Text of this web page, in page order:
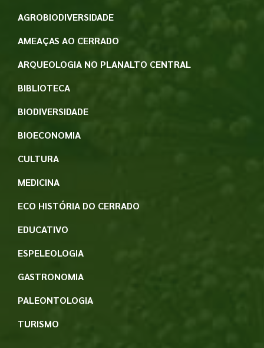
AGROBIODIVERSIDADE
AMEAÇAS AO CERRADO
ARQUEOLOGIA NO PLANALTO CENTRAL
BIBLIOTECA
BIODIVERSIDADE
BIOECONOMIA
CULTURA
MEDICINA
ECO HISTÓRIA DO CERRADO
EDUCATIVO
ESPELEOLOGIA
GASTRONOMIA
PALEONTOLOGIA
TURISMO